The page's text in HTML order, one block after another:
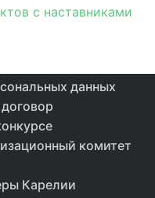
с наставниками
данных
комитет
Карелии